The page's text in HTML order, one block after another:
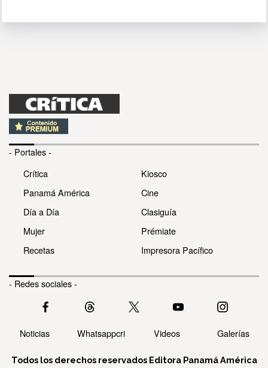
- Portales -
Crítica
Panamá América
Día a Día
Mujer
Recetas
Kiosco
Cine
Clasiguía
Prémiate
Impresora Pacífico
- Redes sociales -
Noticias Whatsappcri Videos Galerías
Todos los derechos reservados Editora Panamá América